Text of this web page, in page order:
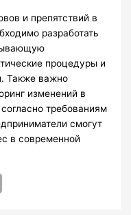
и препятствий в
разработать
процедуры и
Также важно
изменений в
требованиям
смогут
в современной